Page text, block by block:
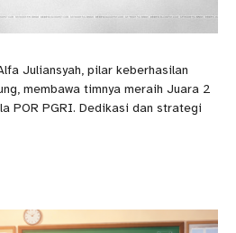
Juliansyah, pilar keberhasilan
membawa timnya meraih Juara 2
POR PGRI. Dedikasi dan strategi